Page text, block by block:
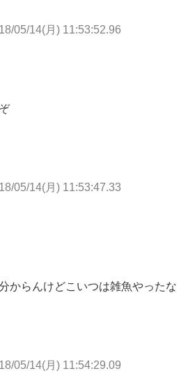
05/14(月) 11:53:52.96
05/14(月) 11:53:47.33
からんけどこいつは雑魚やったな
05/14(月) 11:54:29.09